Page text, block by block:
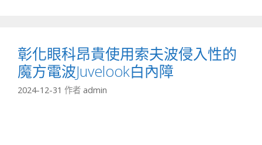
彰化眼科昂貴使用索夫波侵入性的
魔方電波Juvelook白內障
2024-12-31 作者 admin